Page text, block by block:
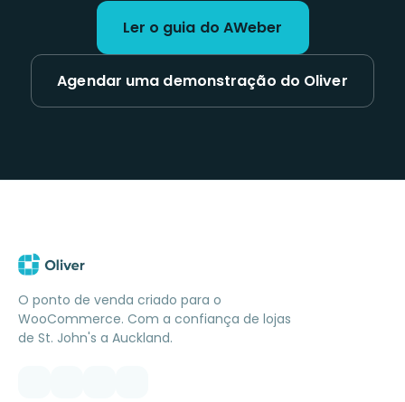
Ler o guia do AWeber
Agendar uma demonstração do Oliver
O ponto de venda criado para o
WooCommerce. Com a confiança de lojas
de St. John's a Auckland.